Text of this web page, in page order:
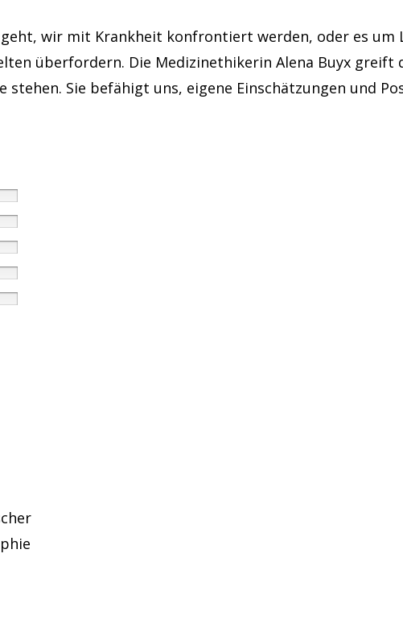
wir mit Krankheit konfrontiert werden, oder es um
überfordern. Die Medizinethikerin Alena Buyx greift
Sie befähigt uns, eigene Einschätzungen und